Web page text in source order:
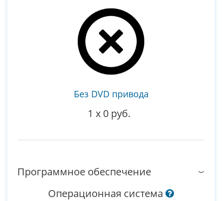
Без DVD привода
1 x 0 руб.
Программное обеспечение
Операционная система